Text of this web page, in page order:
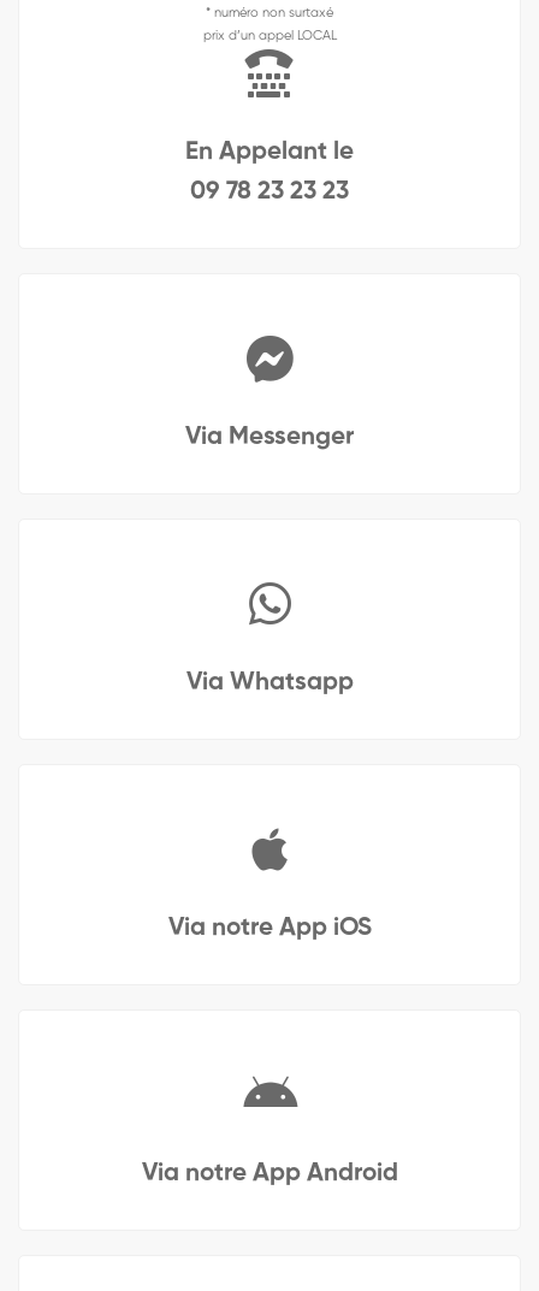
* numéro non surtaxé
prix d’un appel LOCAL
En Appelant le
09 78 23 23 23
Via Messenger
Via Whatsapp
Via notre App iOS
Via notre App Android